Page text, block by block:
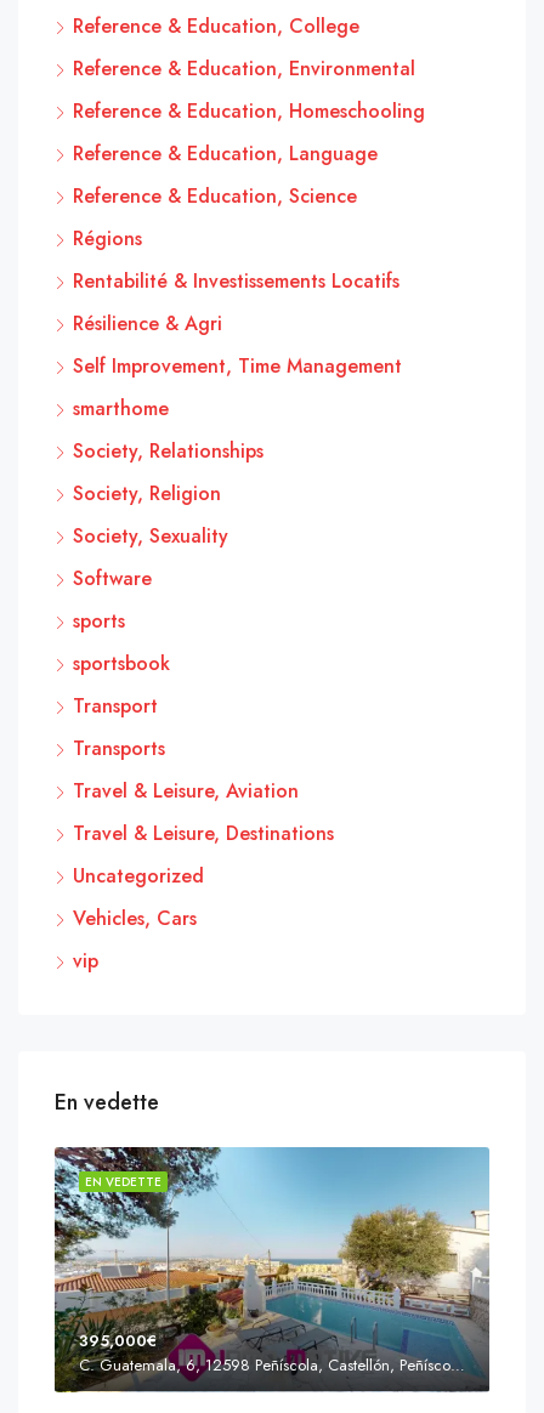
Reference & Education, College
Reference & Education, Environmental
Reference & Education, Homeschooling
Reference & Education, Language
Reference & Education, Science
Régions
Rentabilité & Investissements Locatifs
Résilience & Agri
Self Improvement, Time Management
smarthome
Society, Relationships
Society, Religion
Society, Sexuality
Software
sports
sportsbook
Transport
Transports
Travel & Leisure, Aviation
Travel & Leisure, Destinations
Uncategorized
Vehicles, Cars
vip
En vedette
EN VEDETTE
395,000€
C. Guatemala, 6, 12598 Peñíscola, Castellón, Peñíscola, Communauté valencienne